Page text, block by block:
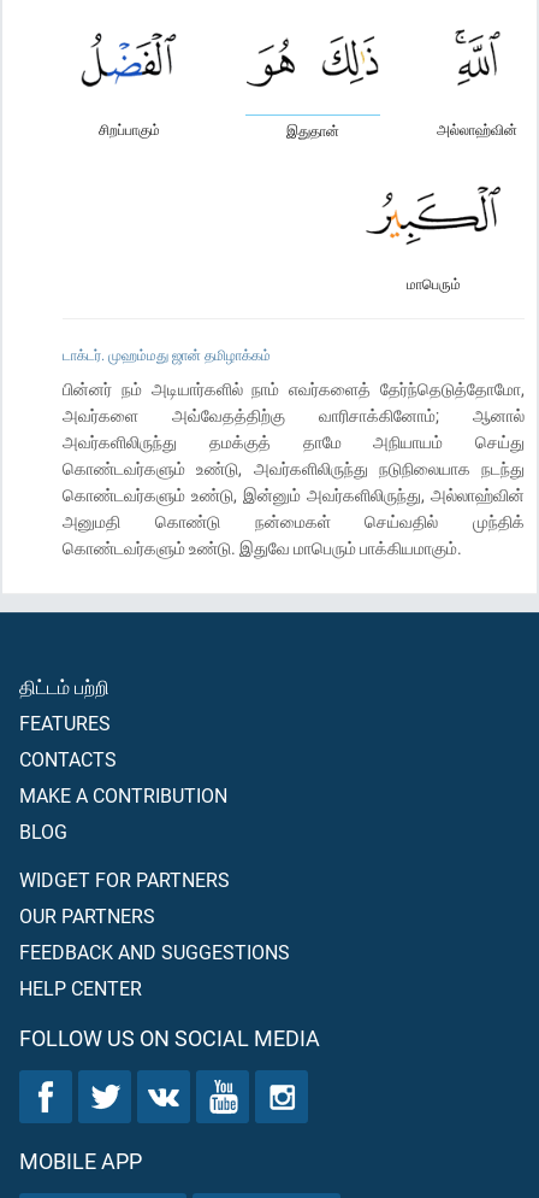
அல்லாஹ்வின்
இதுதான்
சிறப்பாகும்
மாபெரும்
டாக்டர். முஹம்மது ஜான் தமிழாக்கம்
பின்னர் நம் அடியார்களில் நாம் எவர்களைத் தேர்ந்தெடுத்தோமோ,
அவர்களை அவ்வேதத்திற்கு வாரிசாக்கினோம்; ஆனால்
அவர்களிலிருந்து தமக்குத் தாமே அநியாயம் செய்து
கொண்டவர்களும் உண்டு, அவர்களிலிருந்து நடுநிலையாக நடந்து
கொண்டவர்களும் உண்டு, இன்னும் அவர்களிலிருந்து, அல்லாஹ்வின்
அனுமதி கொண்டு நன்மைகள் செய்வதில் முந்திக்
கொண்டவர்களும் உண்டு. இதுவே மாபெரும் பாக்கியமாகும்.
திட்டம் பற்றி
FEATURES
CONTACTS
MAKE A CONTRIBUTION
BLOG
WIDGET FOR PARTNERS
OUR PARTNERS
FEEDBACK AND SUGGESTIONS
HELP CENTER
FOLLOW US ON SOCIAL MEDIA
MOBILE APP